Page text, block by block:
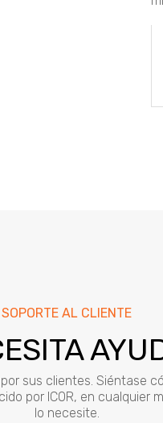
SOPORTE AL CLIENTE
por sus clientes. Siéntase
por ICOR, en cualquier
lo necesite.